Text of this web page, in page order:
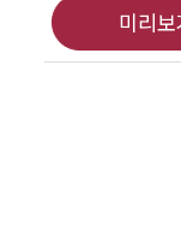
미리보